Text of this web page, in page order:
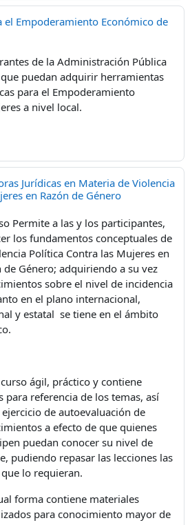
el Empoderamiento Económico de
de la Administración Pública
puedan adquirir herramientas
para el Empoderamiento
a nivel local.
Jurídicas en Materia de Violencia
en Razón de Género
Permite a las y los participantes,
los fundamentos conceptuales de
Política Contra las Mujeres en
de Género; adquiriendo a su vez
sobre el nivel de incidencia
en el plano internacional,
y estatal se tiene en el ámbito
curso ágil, práctico y contiene
para referencia de los temas, así
de autoevaluación de
a efecto de que quienes
puedan conocer su nivel de
pudiendo repasar las lecciones las
que lo requieran.
forma contiene materiales
para conocimiento mayor de